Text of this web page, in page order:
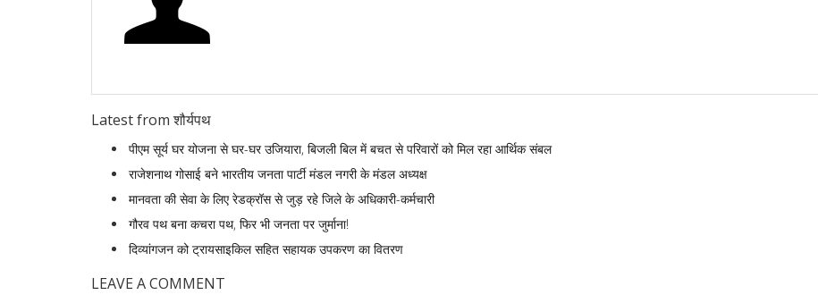
Latest from शौर्यपथ
पीएम सूर्य घर योजना से घर-घर उजियारा, बिजली बिल में बचत से परिवारों को मिल रहा आर्थिक संबल
राजेशनाथ गोसाई बने भारतीय जनता पार्टी मंडल नगरी के मंडल अध्यक्ष
मानवता की सेवा के लिए रेडक्रॉस से जुड़ रहे जिले के अधिकारी-कर्मचारी
गौरव पथ बना कचरा पथ, फिर भी जनता पर जुर्माना!
दिव्यांगजन को ट्रायसाइकिल सहित सहायक उपकरण का वितरण
LEAVE A COMMENT